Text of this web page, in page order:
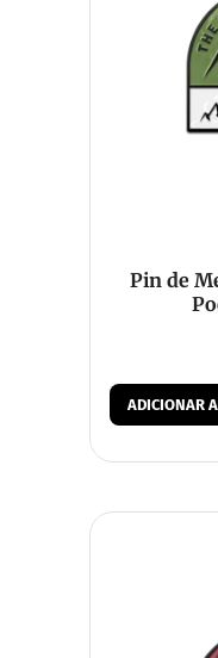
Pin de
ADICIONAR